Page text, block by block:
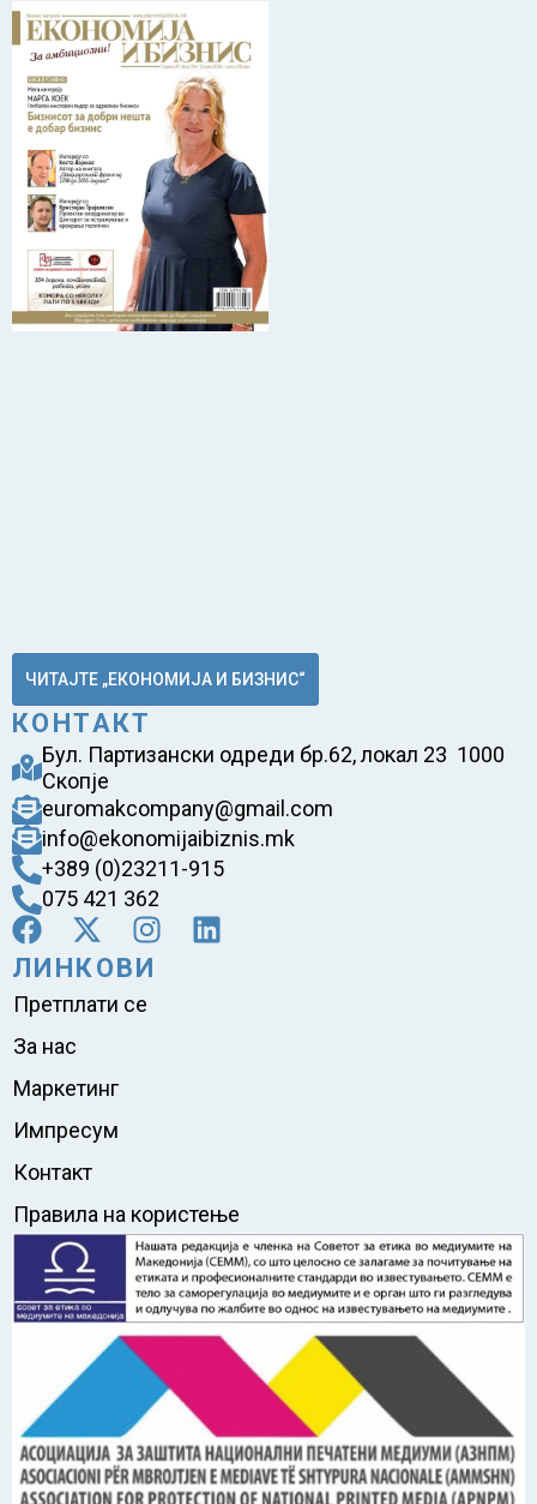
ЧИТАЈТЕ „ЕКОНОМИЈА И БИЗНИС“
КОНТАКТ
Бул. Партизански одреди бр.62, локал 23 1000
Скопје
euromakcompany@gmail.com
info@ekonomijaibiznis.mk
+389 (0)23211-915
075 421 362
ЛИНКОВИ
Претплати се
За нас
Маркетинг
Импресум
Контакт
Правила на користење